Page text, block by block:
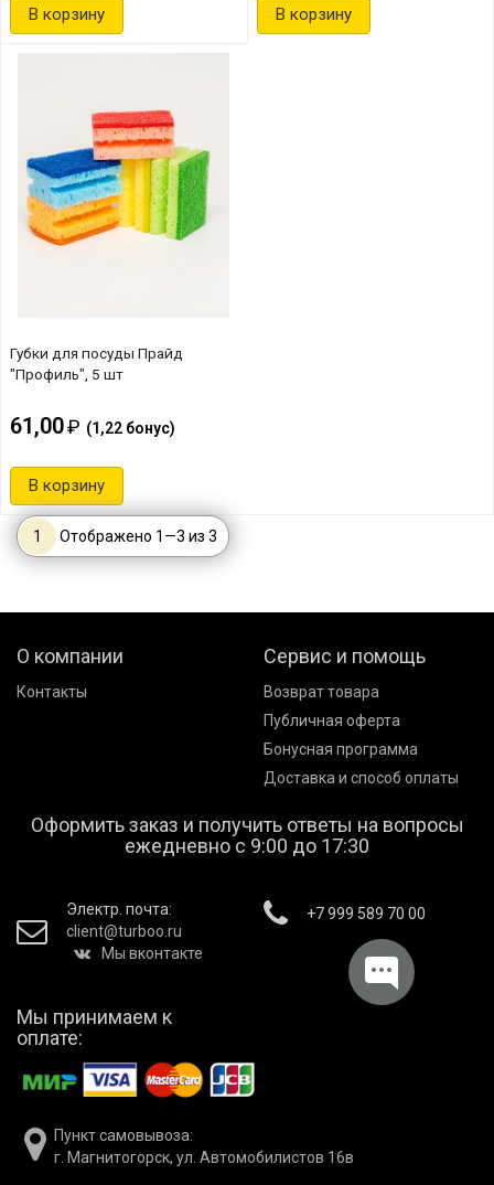
В корзину В корзину
Губки для посуды Прайд
"Профиль", 5 шт
61,00 (1,22 бонус)
В корзину
1 Отображено 1 —3 из 3
О компании
Контакты
Сервис и помощь
Возврат товара
Публичная оферта
Бонусная программа
Доставка и способ оплаты
Оформить заказ и получить ответы на вопросы
ежедневно с 9:00 до 17:30
Электр. почта:
client@turboo.ru
Мы вконтакте
+7 999 589 70 00
Мы принимаем к
оплате:
Пункт самовывоза:
г. Магнитогорск, ул. Автомобилистов 16в